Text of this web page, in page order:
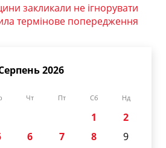
закликали не ігнорувати
термінове попередження
2026
Чт Пт Сб Нд
1
2
6 7 8
9